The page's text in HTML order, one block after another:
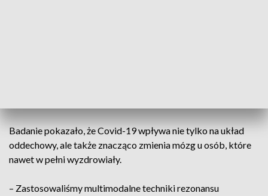
Badanie pokazało, że Covid-19 wpływa nie tylko na układ
oddechowy, ale także znacząco zmienia mózg u osób, które
nawet w pełni wyzdrowiały.
– Zastosowaliśmy multimodalne techniki rezonansu